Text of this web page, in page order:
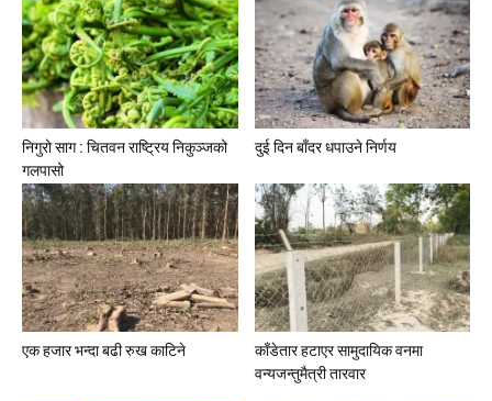
निगुरो साग : चितवन राष्ट्रिय निकुञ्जको
गलपासो
दुई दिन बाँदर धपाउने निर्णय
एक हजार भन्दा बढी रुख काटिने
काँडेतार हटाएर सामुदायिक वनमा
वन्यजन्तुमैत्री तारवार